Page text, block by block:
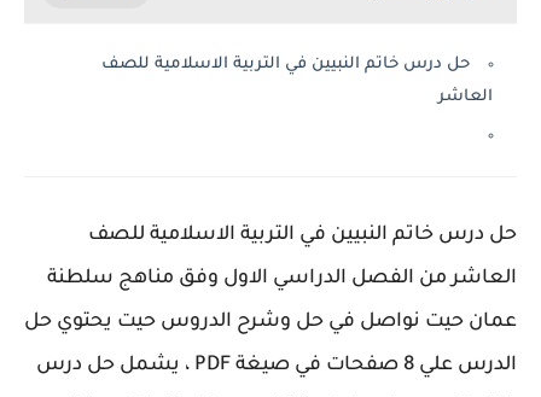
حل درس خاتم النبيين في التربية الاسلامية للصف
العاشر
حل درس خاتم النبيين في التربية الاسلامية للصف
العاشر من الفصل الدراسي الاول وفق مناهج سلطنة
عمان حيت نواصل في حل وشرح الدروس حيت يحتوي حل
الدرس علي 8 صفحات في صيغة PDF ، يشمل حل درس